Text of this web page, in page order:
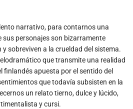
narrativo, para contarnos una
personajes son bizarramente
sobreviven a la crueldad del sistema.
que transmite una realidad
finlandés apuesta por el sentido del
que todavía subsisten en la
un relato tierno, dulce y lúcido,
y cursi.